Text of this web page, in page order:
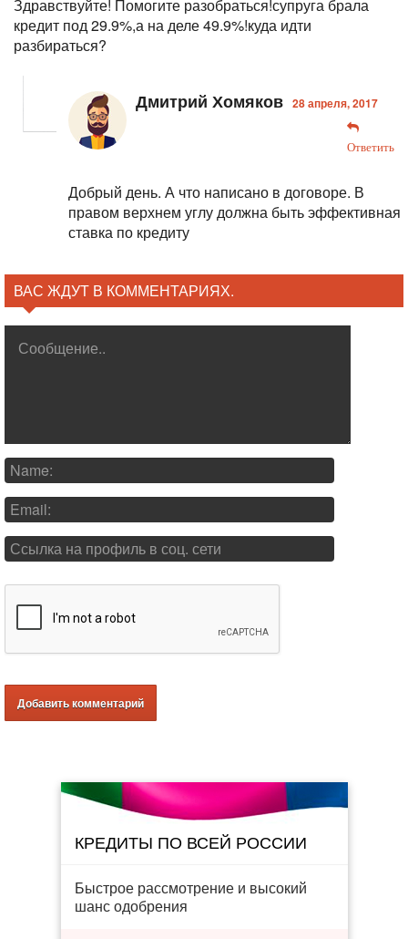
Здравствуйте! Помогите разобраться!супруга брала
кредит под 29.9%,а на деле 49.9%!куда идти
разбираться?
Дмитрий Хомяков 28 апреля, 2017
Ответить
Добрый день. А что написано в договоре. В
правом верхнем углу должна быть эффективная
ставка по кредиту
ВАС ЖДУТ В КОММЕНТАРИЯХ.
КРЕДИТЫ ПО ВСЕЙ РОССИИ
Быстрое рассмотрение и высокий
шанс одобрения